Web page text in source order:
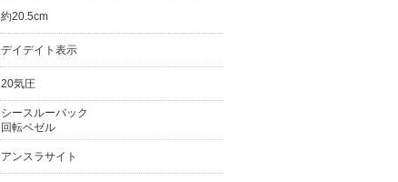
約20.5cm
デイデイト表示
20気圧
シースルーバック
回転ベゼル
アンスラサイト